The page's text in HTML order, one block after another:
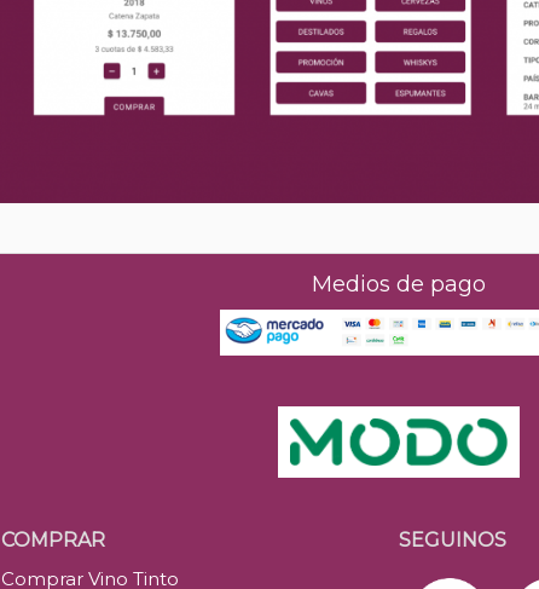
Medios de pago
COMPRAR
Comprar Vino Tinto
SEGUINOS